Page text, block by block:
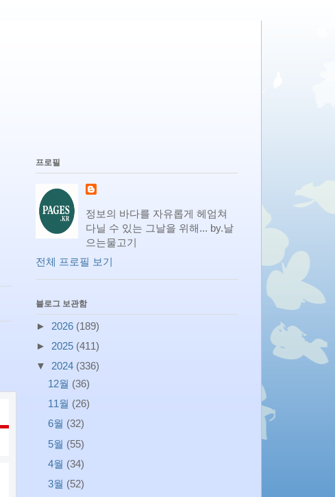
프로필
정보의 바다를 자유롭게 헤엄쳐
다닐 수 있는 그날을 위해... by.날
으는물고기
전체 프로필 보기
블로그 보관함
► 2026 (189)
► 2025 (411)
▼ 2024 (336)
12월 (36)
11월 (26)
6월 (32)
5월 (55)
4월 (34)
3월 (52)